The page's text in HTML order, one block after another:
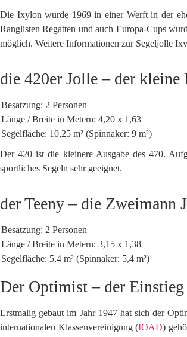
Die Ixylon wurde 1969 in einer Werft in der
Ranglisten Regatten und auch Europa-Cups
möglich. Weitere Informationen zur Segeljolle
die 420er Jolle – der kleine
Besatzung: 2 Personen
Länge / Breite in Metern: 4,20 x 1,63
Segelfläche: 10,25 m² (Spinnaker: 9 m²)
Der 420 ist die kleinere Ausgabe des 470.
sportliches Segeln sehr geeignet.
der Teeny – die Zweimann
Besatzung: 2 Personen
Länge / Breite in Metern: 3,15 x 1,38
Segelfläche: 5,4 m² (Spinnaker: 5,4 m²)
Der Optimist – der Einstieg
Erstmalig gebaut im Jahr 1947 hat sich der
internationalen Klassenvereinigung (IOAD)